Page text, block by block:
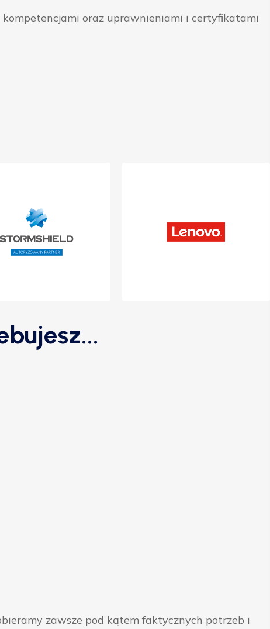
oraz uprawnieniami i certyfikatami
zawsze pod kątem faktycznych potrzeb i